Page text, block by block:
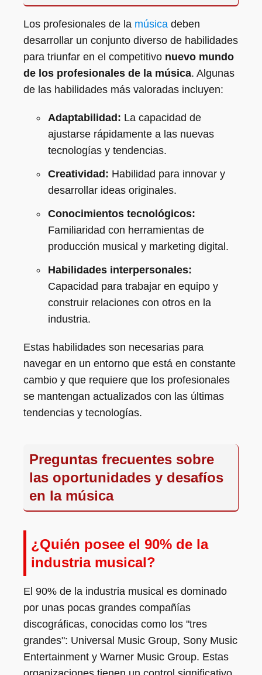
Los profesionales de la música deben
desarrollar un conjunto diverso de habilidades
para triunfar en el competitivo nuevo mundo
de los profesionales de la música. Algunas
de las habilidades más valoradas incluyen:
Adaptabilidad: La capacidad de
ajustarse rápidamente a las nuevas
tecnologías y tendencias.
Creatividad: Habilidad para innovar y
desarrollar ideas originales.
Conocimientos tecnológicos:
Familiaridad con herramientas de
producción musical y marketing digital.
Habilidades interpersonales:
Capacidad para trabajar en equipo y
construir relaciones con otros en la
industria.
Estas habilidades son necesarias para
navegar en un entorno que está en constante
cambio y que requiere que los profesionales
se mantengan actualizados con las últimas
tendencias y tecnologías.
Preguntas frecuentes sobre
las oportunidades y desafíos
en la música
¿Quién posee el 90% de la
industria musical?
El 90% de la industria musical es dominado
por unas pocas grandes compañías
discográficas, conocidas como los "tres
grandes": Universal Music Group, Sony Music
Entertainment y Warner Music Group. Estas